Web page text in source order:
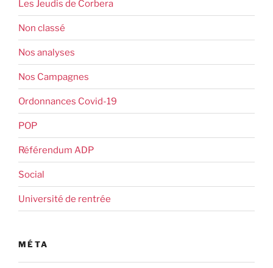
Les Jeudis de Corbera
Non classé
Nos analyses
Nos Campagnes
Ordonnances Covid-19
POP
Référendum ADP
Social
Université de rentrée
MÉTA